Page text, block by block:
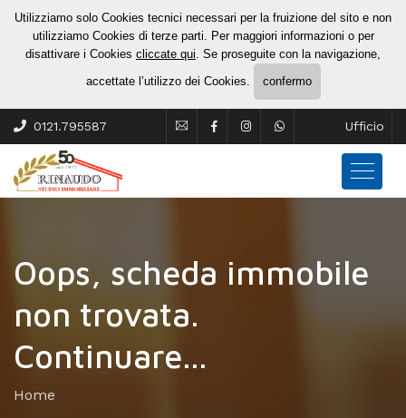
Utilizziamo solo Cookies tecnici necessari per la fruizione del sito e non
utilizziamo Cookies di terze parti. Per maggiori informazioni o per
disattivare i Cookies cliccate qui. Se proseguite con la navigazione,
accettate l’utilizzo dei Cookies.
confermo
0121.795587 Ufficio
Oops, scheda immobile
non trovata.
Continuare...
Home